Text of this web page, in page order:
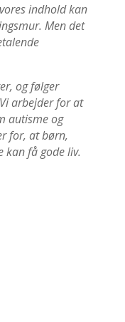
indhold kan
Men det
og følger
arbejder for at
autisme og
for, at børn,
kan få gode liv.